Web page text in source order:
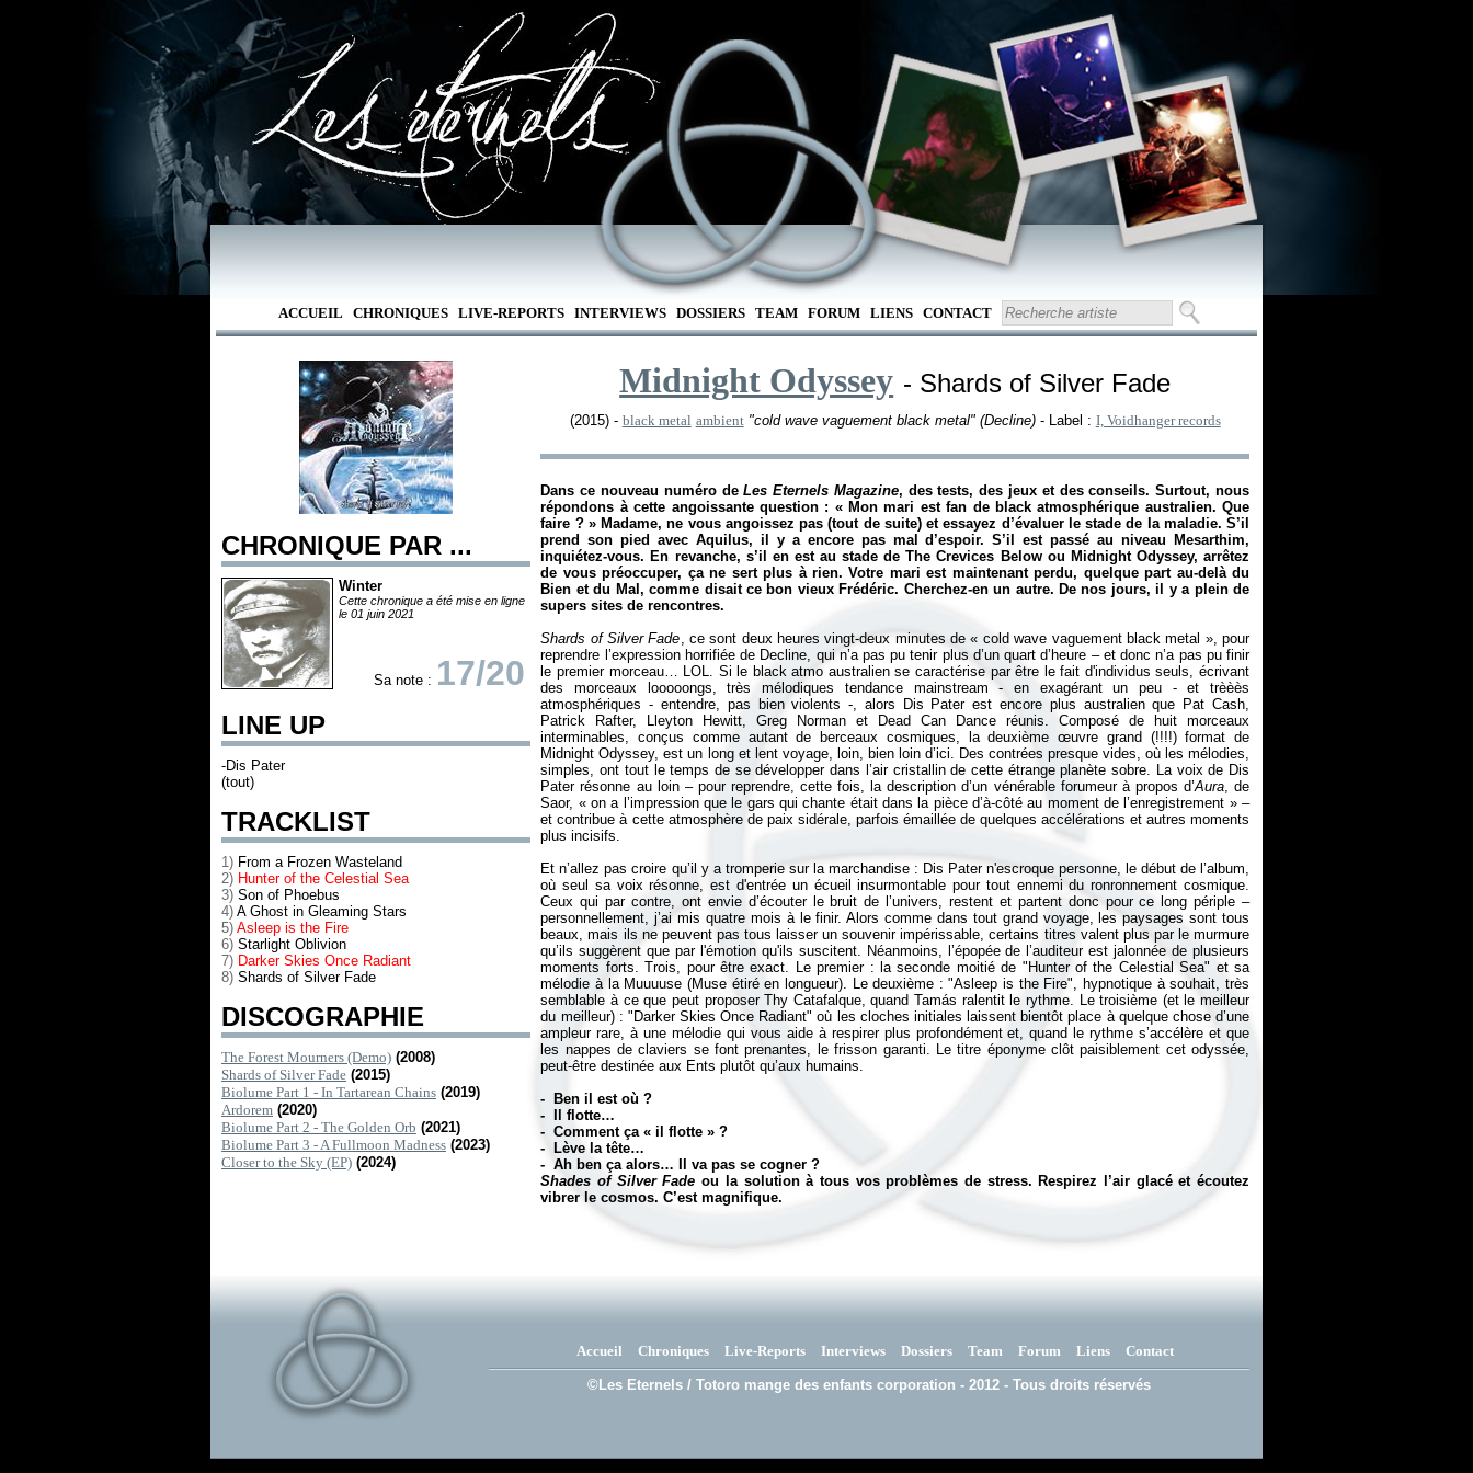
ACCUEIL CHRONIQUES LIVE-REPORTS INTERVIEWS DOSSIERS TEAM FORUM LIENS CONTACT
CHRONIQUE PAR ...
Winter
Cette chronique a été mise en ligne
le 01 juin 2021
Sa note : 17/20
LINE UP
-Dis Pater
(tout)
TRACKLIST
1) From a Frozen Wasteland
2) Hunter of the Celestial Sea
3) Son of Phoebus
4) A Ghost in Gleaming Stars
5) Asleep is the Fire
6) Starlight Oblivion
7) Darker Skies Once Radiant
8) Shards of Silver Fade
DISCOGRAPHIE
The Forest Mourners (Demo) (2008)
Shards of Silver Fade (2015)
Biolume Part 1 - In Tartarean Chains (2019)
Ardorem (2020)
Biolume Part 2 - The Golden Orb (2021)
Biolume Part 3 - A Fullmoon Madness (2023)
Closer to the Sky (EP) (2024)
Midnight Odyssey - Shards of Silver Fade
(2015) - black metal ambient "cold wave vaguement black metal" (Decline)- Label : I, Voidhanger records
Dans ce nouveau numéro deLes Eternels Magazine, des tests, des jeux et des conseils. Surtout, nous
répondons à cette angoissante question : « Mon mari est fan de black atmosphérique australien. Que
faire ? » Madame, ne vous angoissez pas (tout de suite) et essayez d’évaluer le stade de la maladie. S’il
prend son pied avec Aquilus, il y a encore pas mal d’espoir. S’il est passé au niveau Mesarthim,
inquiétez-vous. En revanche, s’il en est au stade de The Crevices Below ou Midnight Odyssey, arrêtez
de vous préoccuper, ça ne sert plus à rien. Votre mari est maintenant perdu, quelque part au-delà du
Bien et du Mal, comme disait ce bon vieux Frédéric. Cherchez-en un autre. De nos jours, il y a plein de
supers sites de rencontres.
Shards of Silver Fade, ce sont deux heures vingt-deux minutes de « cold wave vaguement black metal », pour
reprendre l’expression horrifiée de Decline, qui n’a pas pu tenir plus d’un quart d’heure – et donc n’a pas pu finir
le premier morceau… LOL. Si le black atmo australien se caractérise par être le fait d'individus seuls, écrivant
des morceaux looooongs, très mélodiques tendance mainstream - en exagérant un peu - et trèèès
atmosphériques - entendre, pas bien violents -, alors Dis Pater est encore plus australien que Pat Cash,
Patrick Rafter, Lleyton Hewitt, Greg Norman et Dead Can Dance réunis. Composé de huit morceaux
interminables, conçus comme autant de berceaux cosmiques, la deuxième œuvre grand (!!!!) format de
Midnight Odyssey, est un long et lent voyage, loin, bien loin d’ici. Des contrées presque vides, où les mélodies,
simples, ont tout le temps de se développer dans l’air cristallin de cette étrange planète sobre. La voix de Dis
Pater résonne au loin – pour reprendre, cette fois, la description d’un vénérable forumeur à propos d’Aura, de
Saor, «on a l’impression que le gars qui chante était dans la pièce d’à-côté au moment de l’enregistrement » –
et contribue à cette atmosphère de paix sidérale, parfois émaillée de quelques accélérations et autres moments
plus incisifs.
Et n’allez pas croire qu’il y a tromperie sur la marchandise : Dis Pater n'escroque personne, le début de l’album,
où seul sa voix résonne, est d'entrée un écueil insurmontable pour tout ennemi du ronronnement cosmique.
Ceux qui par contre, ont envie d’écouter le bruit de l’univers, restent et partent donc pour ce long périple –
personnellement, j’ai mis quatre mois à le finir. Alors comme dans tout grand voyage, les paysages sont tous
beaux, mais ils ne peuvent pas tous laisser un souvenir impérissable, certains titres valent plus par le murmure
qu’ils suggèrent que par l'émotion qu'ils suscitent. Néanmoins, l’épopée de l’auditeur est jalonnée de plusieurs
moments forts. Trois, pour être exact. Le premier : la seconde moitié de "Hunter of the Celestial Sea" et sa
mélodie à la Muuuuse (Muse étiré en longueur). Le deuxième : "Asleep is the Fire", hypnotique à souhait, très
semblable à ce que peut proposer Thy Catafalque, quand Tamás ralentit le rythme. Le troisième (et le meilleur
du meilleur) : "Darker Skies Once Radiant" où les cloches initiales laissent bientôt place à quelque chose d’une
ampleur rare, à une mélodie qui vous aide à respirer plus profondément et, quand le rythme s’accélère et que
les nappes de claviers se font prenantes, le frisson garanti. Le titre éponyme clôt paisiblement cet odyssée,
peut-être destinée aux Ents plutôt qu’aux humains.
- Ben il est où ?
- Il flotte…
- Comment ça «il flotte» ?
- Lève la tête…
- Ah ben ça alors… Il va pas se cogner ?
Shades of Silver Fade ou la solution à tous vos problèmes de stress. Respirez l’air glacé et écoutez
vibrer le cosmos. C’est magnifique.
Accueil Chroniques Live-Reports Interviews Dossiers Team Forum Liens Contact
©Les Eternels / Totoro mange des enfants corporation - 2012 - Tous droits réservés